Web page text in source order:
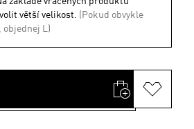
větší velikost. (Pokud obvykle
objednej L)